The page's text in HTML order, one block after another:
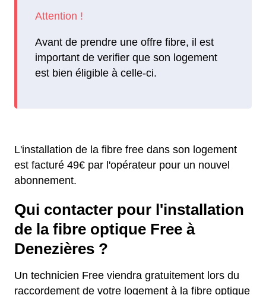
Avant de prendre une offre fibre, il est
important de verifier que son logement
est bien éligible à celle-ci.
L'installation de la fibre free dans son logement
est facturé 49€ par l'opérateur pour un nouvel
abonnement.
Qui contacter pour l'installation
de la fibre optique Free à
Denezières ?
Un technicien Free viendra gratuitement lors du
raccordement de votre logement à la fibre optique